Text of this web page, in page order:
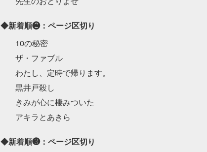
◆新着順❷：ページ区切り
10の秘密
ザ・ファブル
わたし、定時で帰ります。
黒井戸殺し
きみが心に棲みついた
アキラとあきら
◆新着順❸：ページ区切り